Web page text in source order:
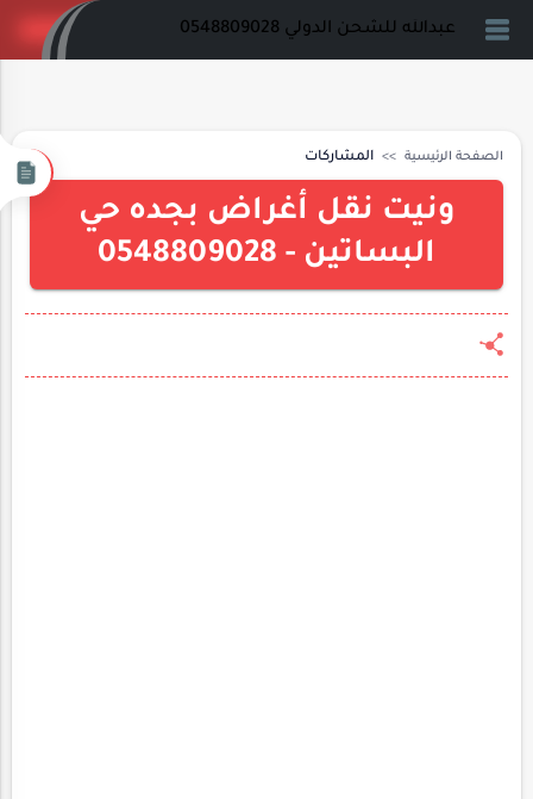
عبدالله للشحن الدولي 0548809028
الصفحة الرئيسية المشاركات
ونيت نقل أغراض بجده حي
البساتين - 0548809028